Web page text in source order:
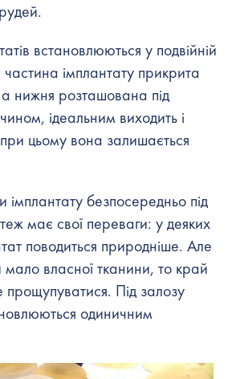
встановлюються у подвійній
імплантату прикрита
нижня розташована під
ідеальним виходить і
цьому вона залишається
імплантату безпосередньо під
має свої переваги: ​​у деяких
поводиться природніше. Але
мало власної тканини, то край
прощупуватися. Під залозу
одиничним